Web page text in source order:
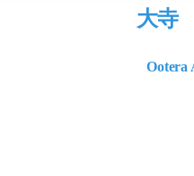
大寺
Ootera